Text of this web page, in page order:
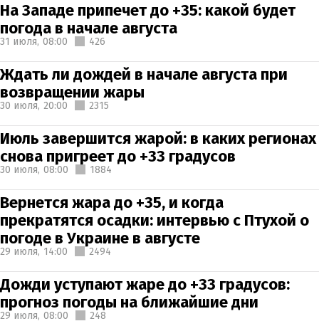
На Западе припечет до +35: какой будет
погода в начале августа
31 июля, 08:00 426
Ждать ли дождей в начале августа при
возвращении жары
30 июля, 20:00 2315
Июль завершится жарой: в каких регионах
снова пригреет до +33 градусов
30 июля, 08:00 1884
Вернется жара до +35, и когда
прекратятся осадки: интервью с Птухой о
погоде в Украине в августе
29 июля, 14:00 2494
Дожди уступают жаре до +33 градусов:
прогноз погоды на ближайшие дни
29 июля, 08:00 248